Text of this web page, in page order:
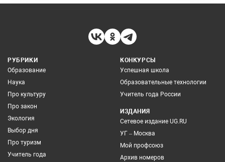
РУБРИКИ
Образование
Наука
Про культуру
Про закон
Экология
Выбор дня
Про туризм
Учитель года
КОНКУРСЫ
Успешная школа
Образовательные технологии
Учитель года России
ИЗДАНИЯ
Сетевое издание UG.RU
УГ – Москва
Мой профсоюз
Архив номеров